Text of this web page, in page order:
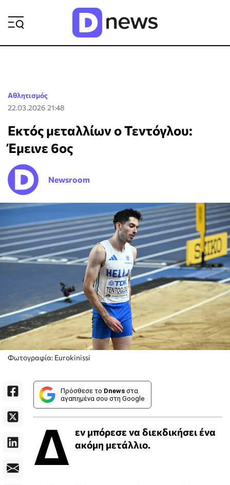
Αθλητισμός
22.03.2026 21:48
Εκτός μεταλλίων ο Τεντόγλου:
Έμεινε 6ος
Newsroom
Φωτογραφία: Eurokinissi
Πρόσθεσε το Dnews στα
αγαπημένα σου στη Google
Δ εν μπόρεσε να διεκδικήσει ένα
ακόμη μετάλλιο.